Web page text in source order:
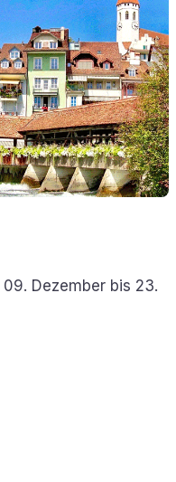
Dezember bis 23.